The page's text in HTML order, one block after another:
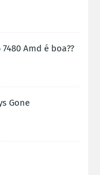
Amd é boa??
Gone